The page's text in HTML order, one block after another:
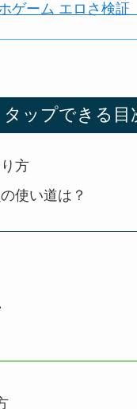
ゲーム エロさ検
タップできる目
方
使い道は？